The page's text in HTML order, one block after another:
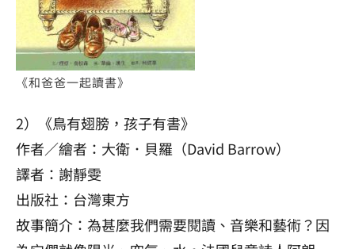
《和爸爸一起讀書》
2）《鳥有翅膀，孩子有書》
作者／繪者：大衛．貝羅（David Barrow）
譯者：謝靜雯
出版社：台灣東方
故事簡介：為甚麼我們需要閱讀、音樂和藝術？因